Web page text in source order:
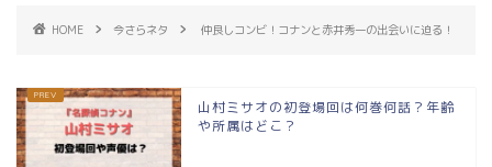
HOME 今さらネタ 仲良しコンビ！コナンと赤井秀一の出会いに迫る！
山村ミサオの初登場回は何巻何話？年齢
や所属はどこ？